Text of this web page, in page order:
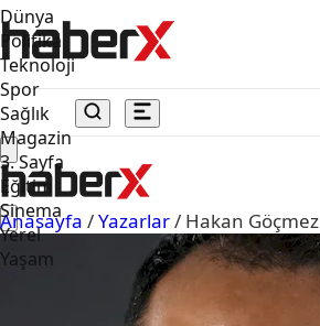
Dünya
Politika
Teknoloji
Spor
Sağlık
Magazin
3. Sayfa
Eğitim
Sinema
Yerel
Yaşam
Anasayfa /Yazarlar/ Hakan Göçmez